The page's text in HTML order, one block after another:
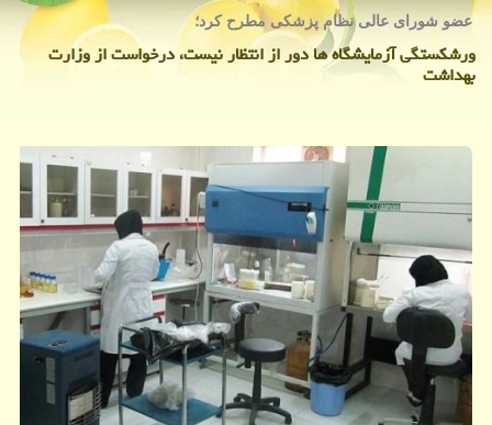
عضو شورای عالی نظام پزشكی مطرح كرد؛
ورشكستگی آزمایشگاه ها دور از انتظار نیست، درخواست از وزارت
بهداشت